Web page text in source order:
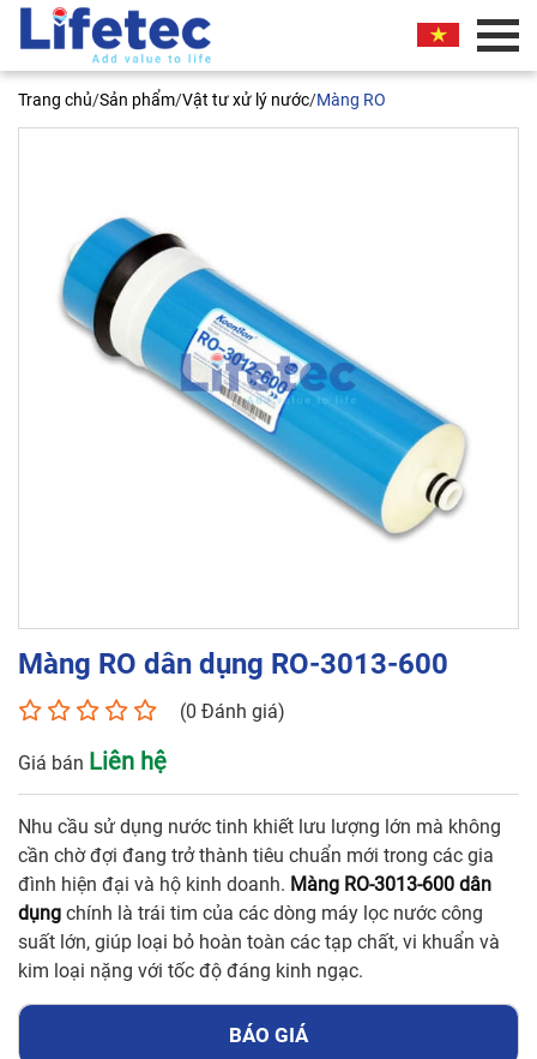
Trang chủ/Sản phẩm/Vật tư xử lý nước/Màng RO
Màng RO dân dụng RO-3013-600
(0 Đánh giá)
Giá bán Liên hệ
Nhu cầu sử dụng nước tinh khiết lưu lượng lớn mà không
cần chờ đợi đang trở thành tiêu chuẩn mới trong các gia
đình hiện đại và hộ kinh doanh. Màng RO-3013-600 dân
dụng chính là trái tim của các dòng máy lọc nước công
suất lớn, giúp loại bỏ hoàn toàn các tạp chất, vi khuẩn và
kim loại nặng với tốc độ đáng kinh ngạc.
BÁO GIÁ
BÁO GIÁ THƯƠNG MẠI
Quý khách vui lòng nhập thông tin vào các trường
Màng RO dân dụng RO-3013-600
Email*
Yêu cầu báo giá
GỬI